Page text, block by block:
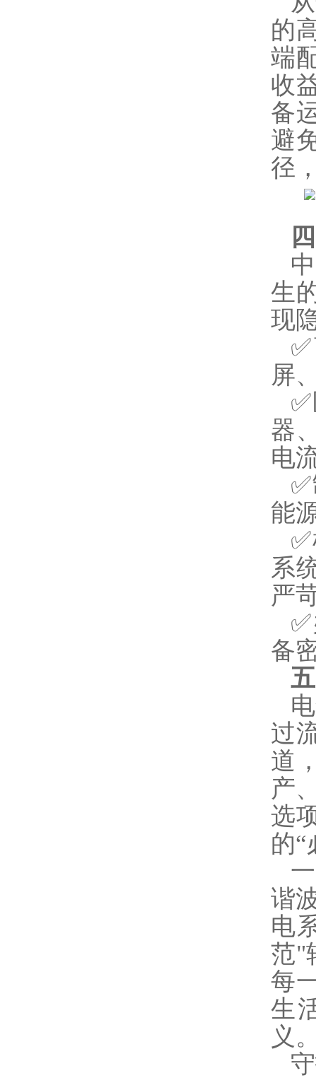
的
端
收
备
避
径
生
现
屏
器
电
能
系
严
备
过
道
产
选
的“
谐
电
范"
每
生
义